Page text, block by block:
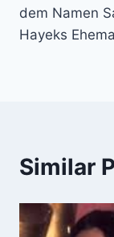
dem Namen
Hayeks
Similar